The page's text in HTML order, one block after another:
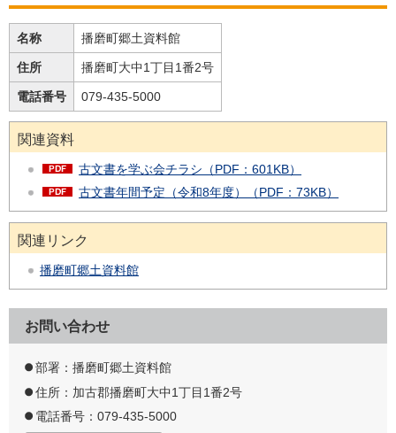
名称 播磨町郷土資料館
住所 播磨町大中1丁目1番2号
電話番号 079-435-5000
関連資料
古文書を学ぶ会チラシ（PDF：601KB）
古文書年間予定（令和8年度）（PDF：73KB）
関連リンク
播磨町郷土資料館
お問い合わせ
部署：播磨町郷土資料館
住所：加古郡播磨町大中1丁目1番2号
電話番号：079-435-5000